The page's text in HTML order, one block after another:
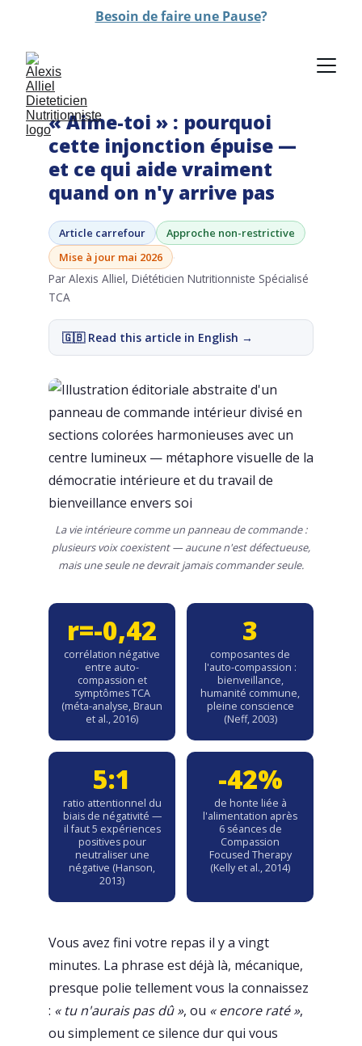
Besoin de faire une Pause?